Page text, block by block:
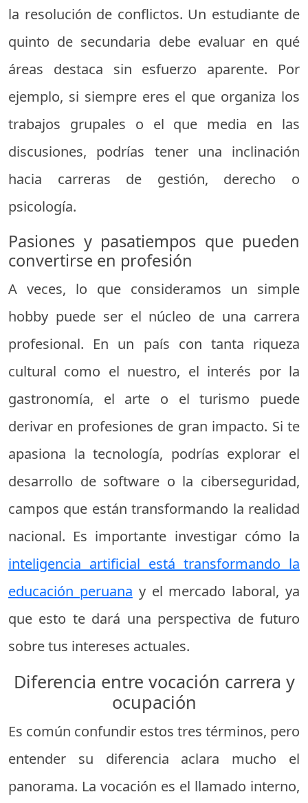
la resolución de conflictos. Un estudiante de
quinto de secundaria debe evaluar en qué
áreas destaca sin esfuerzo aparente. Por
ejemplo, si siempre eres el que organiza los
trabajos grupales o el que media en las
discusiones, podrías tener una inclinación
hacia carreras de gestión, derecho o
psicología.
Pasiones y pasatiempos que pueden
convertirse en profesión
A veces, lo que consideramos un simple
hobby puede ser el núcleo de una carrera
profesional. En un país con tanta riqueza
cultural como el nuestro, el interés por la
gastronomía, el arte o el turismo puede
derivar en profesiones de gran impacto. Si te
apasiona la tecnología, podrías explorar el
desarrollo de software o la ciberseguridad,
campos que están transformando la realidad
nacional. Es importante investigar cómo la
inteligencia artificial está transformando la
educación peruana y el mercado laboral, ya
que esto te dará una perspectiva de futuro
sobre tus intereses actuales.
Diferencia entre vocación carrera y
ocupación
Es común confundir estos tres términos, pero
entender su diferencia aclara mucho el
panorama. La vocación es el llamado interno,